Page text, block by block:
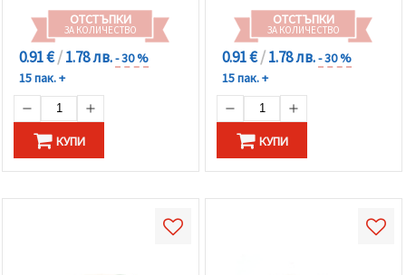
ОТСТЪПКИ
ЗА КОЛИЧЕСТВО
0.91 €/1.78 лв.- 30 %
15 пак. +
КУПИ
ОТСТЪПКИ
ЗА КОЛИЧЕСТВО
0.91 €/1.78 лв.- 30 %
15 пак. +
КУПИ